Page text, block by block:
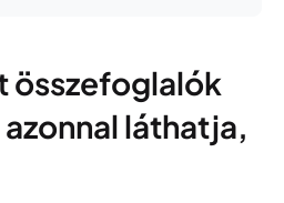
összefoglalók
láthatja,